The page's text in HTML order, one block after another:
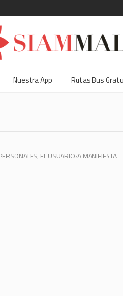
Nuestra App Rutas Bus
EL USUARIO/A MANIFIESTA